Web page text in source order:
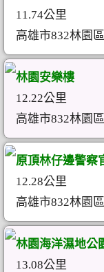
11.74公里
高雄市832林園
林園安樂樓
12.22公里
高雄市832林園
原頂林仔邊警察
12.28公里
高雄市832林園
林園海洋濕地公
13.08公里